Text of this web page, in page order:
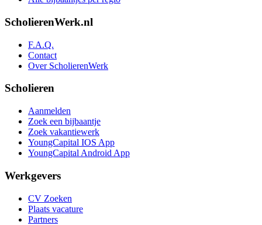
ScholierenWerk.nl
F.A.Q.
Contact
Over ScholierenWerk
Scholieren
Aanmelden
Zoek een bijbaantje
Zoek vakantiewerk
YoungCapital IOS App
YoungCapital Android App
Werkgevers
CV Zoeken
Plaats vacature
Partners